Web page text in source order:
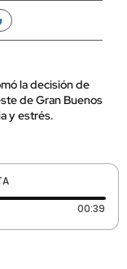
la decisión de
de Gran Buenos
y estrés.
00:39